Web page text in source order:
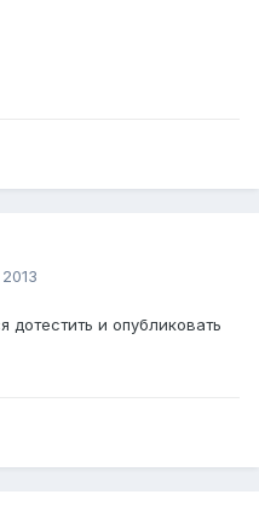
дотестить и опубликовать